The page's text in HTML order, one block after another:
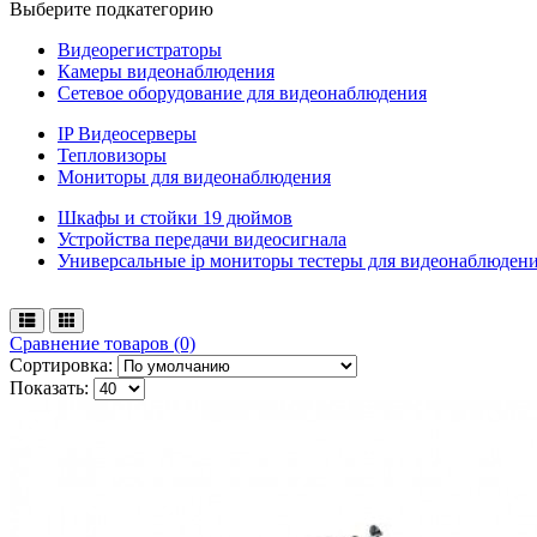
Выберите подкатегорию
Видеорегистраторы
Камеры видеонаблюдения
Сетевое оборудование для видеонаблюдения
IP Видеосерверы
Тепловизоры
Мониторы для видеонаблюдения
Шкафы и стойки 19 дюймов
Устройства передачи видеосигнала
Универсальные ip мониторы тестеры для
Сравнение товаров (0)
Сортировка:
Показать: